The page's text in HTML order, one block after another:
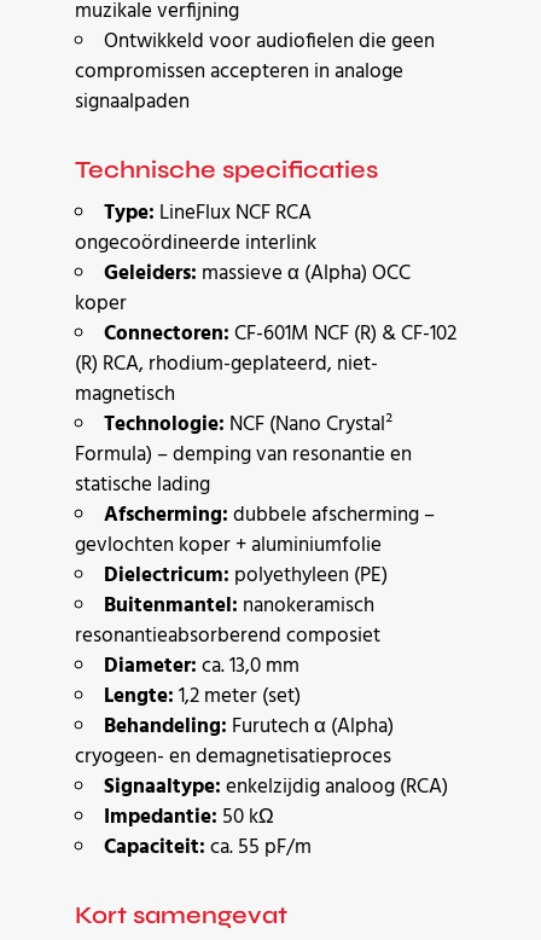
muzikale verfijning
Ontwikkeld voor audiofielen die geen
compromissen accepteren in analoge
signaalpaden
Technische specificaties
Type: LineFlux NCF RCA
ongecoördineerde interlink
Geleiders: massieve α (Alpha) OCC
koper
Connectoren:CF-601M NCF (R) & CF-102
(R) RCA, rhodium-geplateerd, niet-
magnetisch
Technologie: NCF (Nano Crystal²
Formula) – demping van resonantie en
statische lading
Afscherming:dubbele afscherming –
gevlochten koper + aluminiumfolie
Dielectricum: polyethyleen (PE)
Buitenmantel: nanokeramisch
resonantieabsorberend composiet
Diameter:ca. 13,0 mm
Lengte:1,2 meter (set)
Behandeling: Furutech α (Alpha)
cryogeen- en demagnetisatieproces
Signaaltype:enkelzijdig analoog (RCA)
Impedantie: 50 kΩ
Capaciteit:ca. 55 pF/m
Kort samengevat